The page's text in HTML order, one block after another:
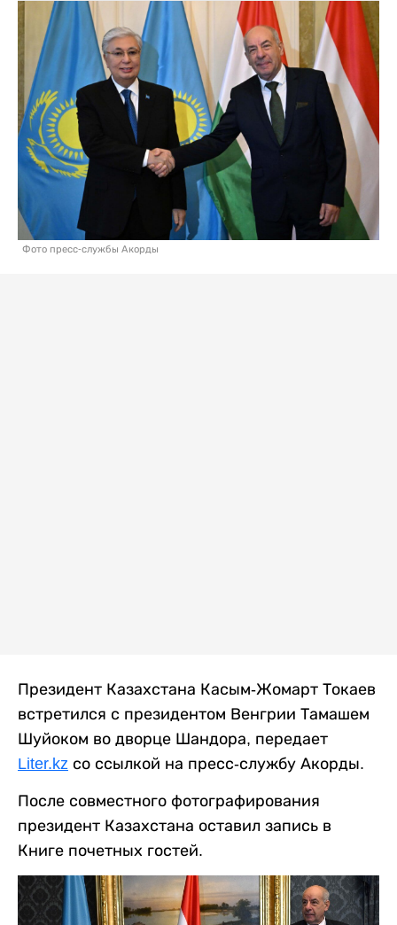
Фото пресс-службы Акорды
Президент Казахстана Касым-Жомарт Токаев
встретился с президентом Венгрии Тамашем
Шуйоком во дворце Шандора, передает
Liter.kz со ссылкой на пресс-службу Акорды.
После совместного фотографирования
президент Казахстана оставил запись в
Книге почетных гостей.